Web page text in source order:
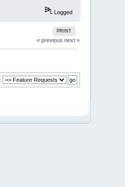
Logged
PRINT
« previous next »